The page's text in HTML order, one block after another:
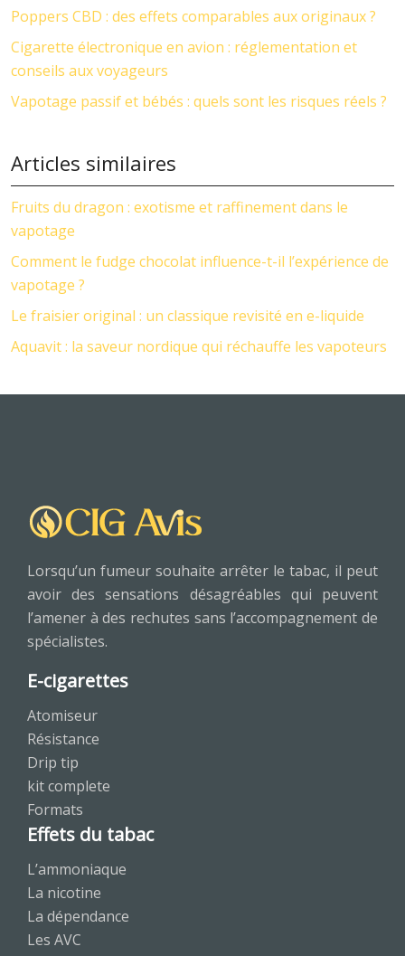
Poppers CBD : des effets comparables aux originaux ?
Cigarette électronique en avion : réglementation et
conseils aux voyageurs
Vapotage passif et bébés : quels sont les risques réels ?
Articles similaires
Fruits du dragon : exotisme et raffinement dans le
vapotage
Comment le fudge chocolat influence-t-il l’expérience de
vapotage ?
Le fraisier original : un classique revisité en e-liquide
Aquavit : la saveur nordique qui réchauffe les vapoteurs
Lorsqu’un fumeur souhaite arrêter le tabac, il peut
avoir des sensations désagréables qui peuvent
l’amener à des rechutes sans l’accompagnement de
spécialistes.
E-cigarettes
Atomiseur
Résistance
Drip tip
kit complete
Formats
Effets du tabac
L’ammoniaque
La nicotine
La dépendance
Les AVC